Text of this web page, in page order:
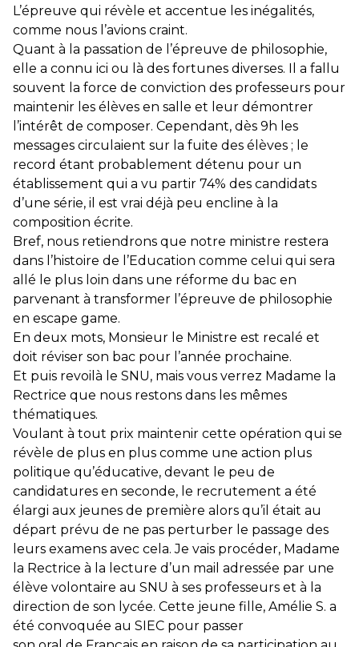
L’épreuve qui révèle et accentue les inégalités,
comme nous l’avions craint.
Quant à la passation de l’épreuve de philosophie,
elle a connu ici ou là des fortunes diverses. Il a fallu
souvent la force de conviction des professeurs pour
maintenir les élèves en salle et leur démontrer
l’intérêt de composer. Cependant, dès 9h les
messages circulaient sur la fuite des élèves ; le
record étant probablement détenu pour un
établissement qui a vu partir 74% des candidats
d’une série, il est vrai déjà peu encline à la
composition écrite.
Bref, nous retiendrons que notre ministre restera
dans l’histoire de l’Education comme celui qui sera
allé le plus loin dans une réforme du bac en
parvenant à transformer l’épreuve de philosophie
en escape game.
En deux mots, Monsieur le Ministre est recalé et
doit réviser son bac pour l’année prochaine.
Et puis revoilà le SNU, mais vous verrez Madame la
Rectrice que nous restons dans les mêmes
thématiques.
Voulant à tout prix maintenir cette opération qui se
révèle de plus en plus comme une action plus
politique qu’éducative, devant le peu de
candidatures en seconde, le recrutement a été
élargi aux jeunes de première alors qu’il était au
départ prévu de ne pas perturber le passage des
leurs examens avec cela. Je vais procéder, Madame
la Rectrice à la lecture d’un mail adressée par une
élève volontaire au SNU à ses professeurs et à la
direction de son lycée. Cette jeune fille, Amélie S. a
été convoquée au SIEC pour passer